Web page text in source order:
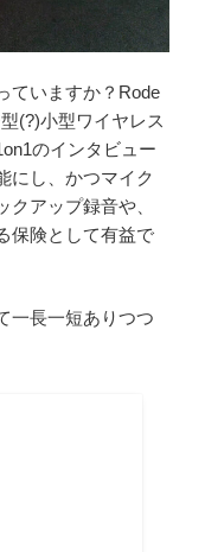
ていますか？Rode
(?)小型ワイヤレス
のインタビュー
にし、かつマイク
アップ録音や、
保険として有益で
一長一短ありつつ